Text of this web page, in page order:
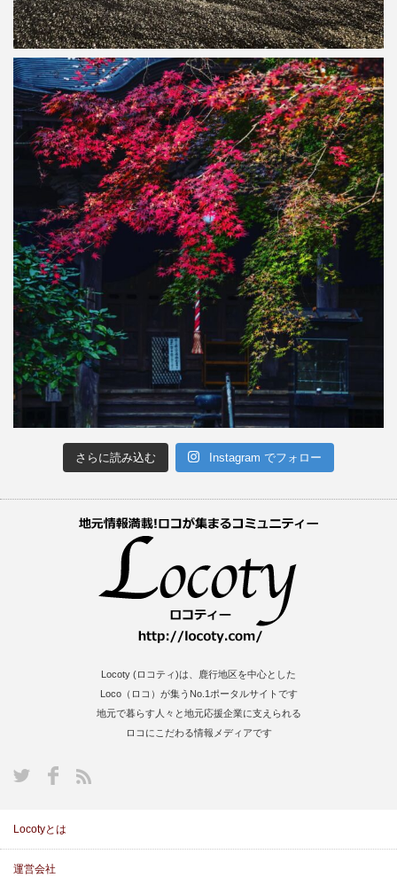
さらに読み込む Instagram でフォロー
Locoty (ロコティ)は、鹿行地区を中心とした
Loco（ロコ）が集うNo.1ポータルサイトです
地元で暮らす人々と地元応援企業に支えられる
ロコにこだわる情報メディアです
Locotyとは
運営会社